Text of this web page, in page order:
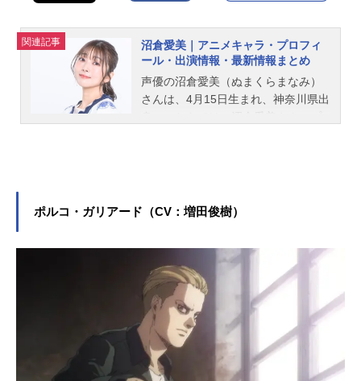
関連記事
沼倉愛美｜アニメキャラ・プロフィ
ール・出演情報・最新情報まとめ
声優の沼倉愛美（ぬまくらまなみ）
さんは、4月15日生まれ、神奈川県出
ポルコ・ガリアード（CV：増田俊樹）